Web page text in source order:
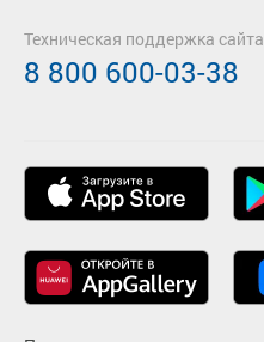
Техническая поддержка сайта
8 800 600-03-38